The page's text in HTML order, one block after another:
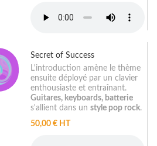
Secret of Success
L'introduction amène le thème
ensuite déployé par un clavier
enthousiaste et entraînant.
Guitares, keyboards, batterie
s'allient dans un style pop rock.
50,00 € HT